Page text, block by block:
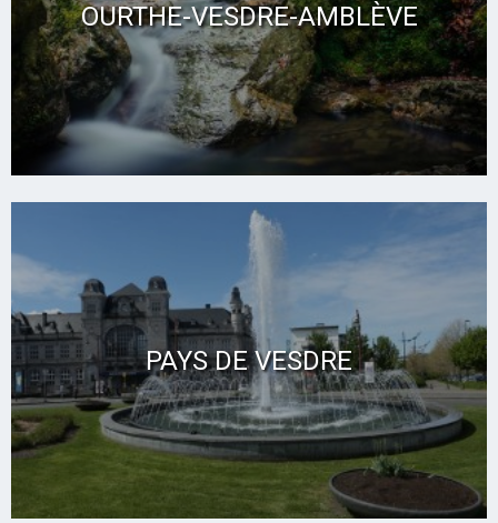
OURTHE-VESDRE-AMBLÈVE
PAYS DE VESDRE